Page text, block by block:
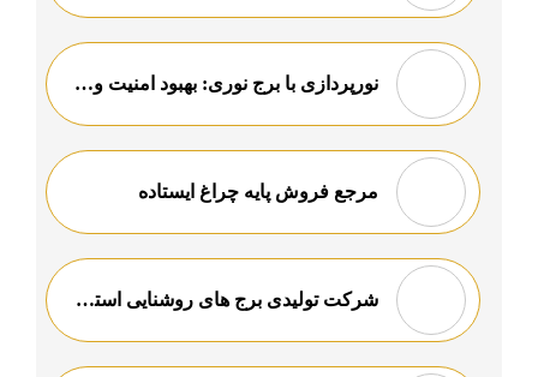
نورپردازی با برج نوری: بهبود امنیت و جذابیت معابر تاریک
مرجع فروش پایه چراغ ایستاده
شرکت تولیدی برج های روشنایی استادیومی